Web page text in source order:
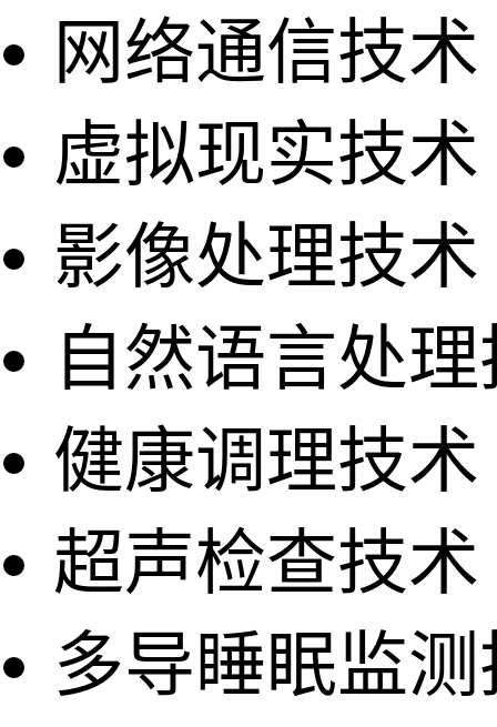
网络通信技术
虚拟现实技术
影像处理技术
自然语言处
健康调理技术
超声检查技术
多导睡眠监